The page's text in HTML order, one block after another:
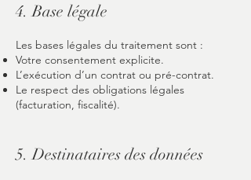
4. Base légale
Les bases légales du traitement sont :
Votre consentement explicite.
L’exécution d’un contrat ou pré-contrat.
Le respect des obligations légales
(facturation, fiscalité).
5. Destinataires des données